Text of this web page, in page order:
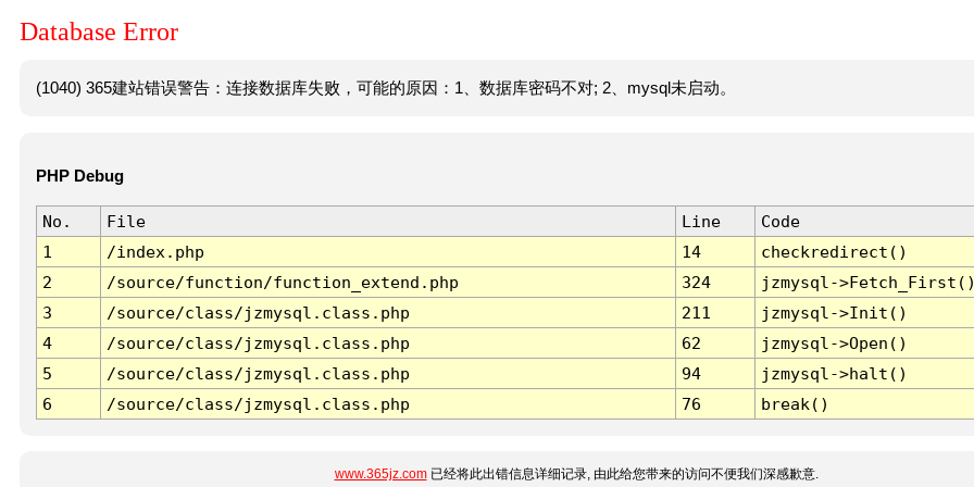
Database Error
(1040) 365建站错误警告：连接数据库失败，可能的原因：1、数据库密码不对; 2、mysql未启动。
PHP Debug
No. File Line
Code
1
/index.php 14
checkredirect()
2
/source/function/function_extend.php 324
jzmysql-
3
/source/class/jzmysql.class.php 211
jzmysql->Init()
4
/source/class/jzmysql.class.php 62
jzmysql->Open()
5
/source/class/jzmysql.class.php 94
jzmysql->halt()
6
/source/class/jzmysql.class.php 76 break()
www.365jz.com已经将此出错信息详细记录, 由此给您带来的访问不便我们深感歉意.